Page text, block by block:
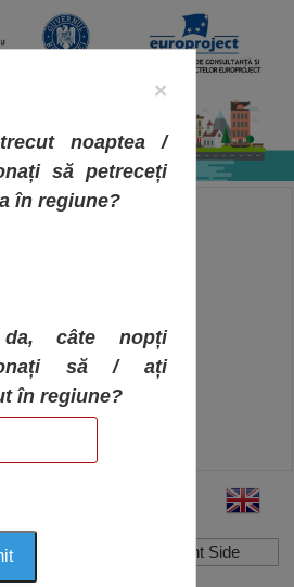
Show/Hide Right Side
×
noaptea /
să petreceți
în regiune?
da, câte nopți
să / ați
în regiune?